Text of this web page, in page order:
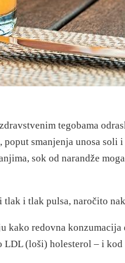
tegobama
smanjenja unosa soli
sok od narandže
i tlak pulsa, naročito
redovna konzumacija
(loši) holesterol – i